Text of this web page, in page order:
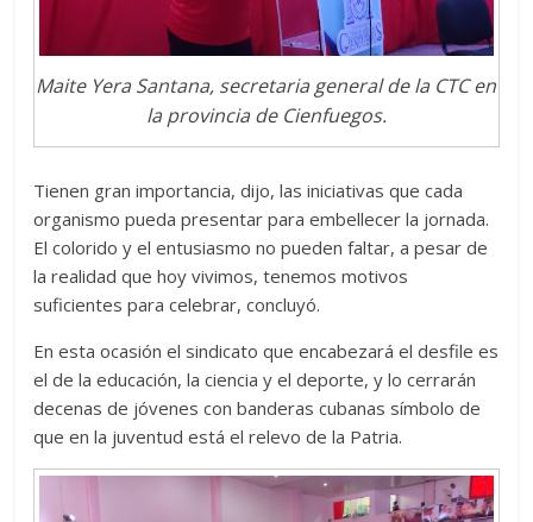
Maite Yera Santana, secretaria general de la CTC en
la provincia de Cienfuegos.
Tienen gran importancia, dijo, las iniciativas que cada
organismo pueda presentar para embellecer la jornada.
El colorido y el entusiasmo no pueden faltar, a pesar de
la realidad que hoy vivimos, tenemos motivos
suficientes para celebrar, concluyó.
En esta ocasión el sindicato que encabezará el desfile es
el de la educación, la ciencia y el deporte, y lo cerrarán
decenas de jóvenes con banderas cubanas símbolo de
que en la juventud está el relevo de la Patria.